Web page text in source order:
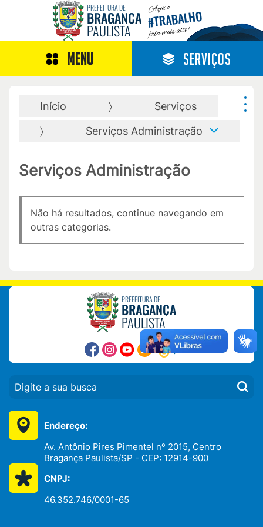
PREFEITURA DE
BRAGANÇA
PAULISTA
Aqui o
#TRABALHO
fala mais alto!
MENU SERVIÇOS
Início
Serviços
Serviços Administração
Serviços Administração
Não há resultados, continue navegando em
outras categorias.
PREFEITURA DE
BRAGANÇA
PAULISTA
Endereço:
Av. Antônio Pires Pimentel nº 2015, Centro
Bragança Paulista/SP - CEP: 12914-900
CNPJ:
46.352.746/0001-65